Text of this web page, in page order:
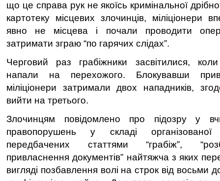
що це справа рук не якоїсь кримінальної
картотеку місцевих злочинців, міліціонери
явно не місцева і почали проводити
затримати зграю “по гарячих слідах”.
Черговий раз грабіжники засвітилися,
напали на перехожого. Блокувавши
міліціонери затримали двох нападників,
вийти на третього.
Злочинцям повідомлено про підозру у
правопорушень у складі
передбачених статтями “грабіж”,
привласнення документів” найтяжча з яких
вигляді позбавлення волі на строк від восьми